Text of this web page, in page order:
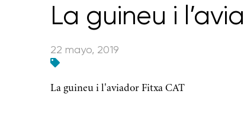
La guineu i
22 mayo, 2019
La guineu i l'aviador Fitxa CAT